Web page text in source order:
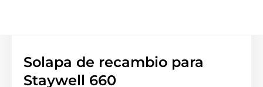
Solapa de recambio para
Staywell 660